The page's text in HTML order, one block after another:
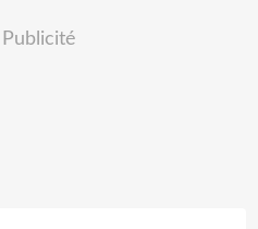
Publicité